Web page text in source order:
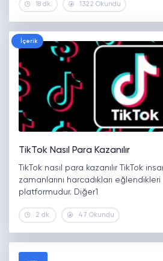
18 dk. 1322 Okundu
İçerik
TikTok Nasıl Para Kazanılır
TikTok nasıl para kazanılır TikTok
zamanlarını harcadıkları
platformudur. Diğer1
2 dk. 47 Okundu